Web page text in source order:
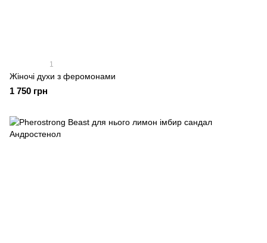
1
Жіночі духи з феромонами
1 750 грн